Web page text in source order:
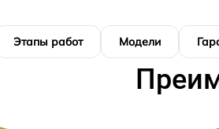
Этапы работ Модели